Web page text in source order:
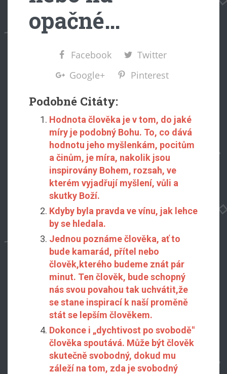
opačné…
Facebook
Twitter
Google+
Pinterest
Podobné Citáty:
Hodnota člověka je v tom, do jaké
míry je podobný Bohu. To, co dává
hodnotu jeho myšlenkám, pocitům
a činům, je míra, nakolik jsou
inspirovány Bohem, rozsah, ve
kterém vyjadřují myšlení, vůli a
skutky Boží.
Kdyby byla pravda ve vínu, jak lehce
by se hledala.
Jednou poznáme člověka, ať to
bude kamarád, přítel nebo
člověk,kterého budeme znát pár
minut. Ten člověk, bude schopný
nás svou povahou tak uchvátit,že
se stane inspirací k naší proměně
stát se lepším člověkem.
Dokonce i „dychtivost po svobodě"
člověka spoutává. Může být člověk
skutečně svobodný, dokud mu
záleží na tom, zda je svobodný